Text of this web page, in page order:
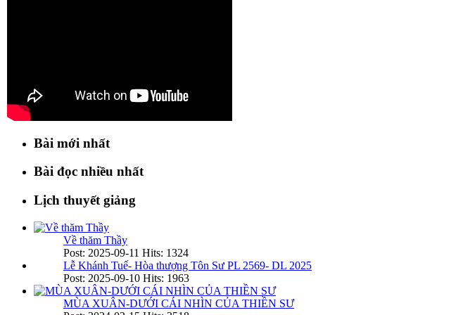
Bài mới nhất
Bài đọc nhiều nhất
Lịch thuyết giảng
Về thăm Thầy
Post: 2025-09-11 Hits: 1324
Lễ Khánh Tuế- Hòa thượng Tôn Sư PL 2569- DL 2025
Post: 2025-09-10 Hits: 1963
MÙA XUÂN-DƯỚI CÁI NHÌN CỦA THIỀN SƯ